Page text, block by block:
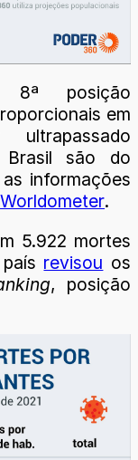
posição
em
são do
informações
Worldometer.
5.922 mortes
revisou os
, posição